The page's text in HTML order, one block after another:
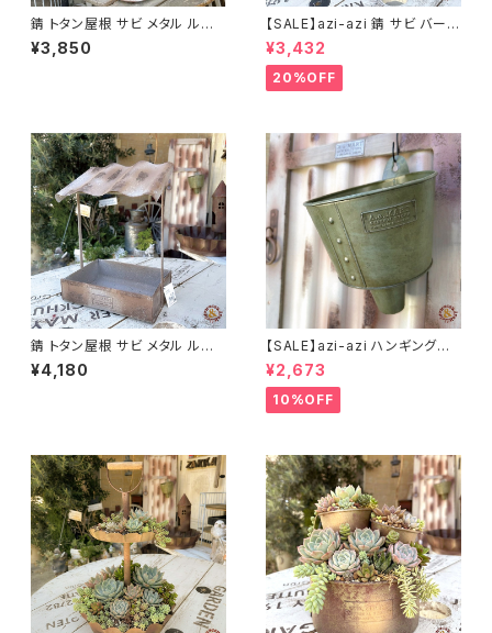
錆 トタン屋根 サビ メタル ルー
フプランター A azi-azi
¥3,850
【SALE】azi-azi 錆 サビ バード
メタルプランター
¥3,432
20%OFF
錆 トタン屋根 サビ メタル ルー
フプランター B azi-azi
¥4,180
【SALE】azi-azi ハンギングブ
リキ漏斗プランターB
¥2,673
10%OFF